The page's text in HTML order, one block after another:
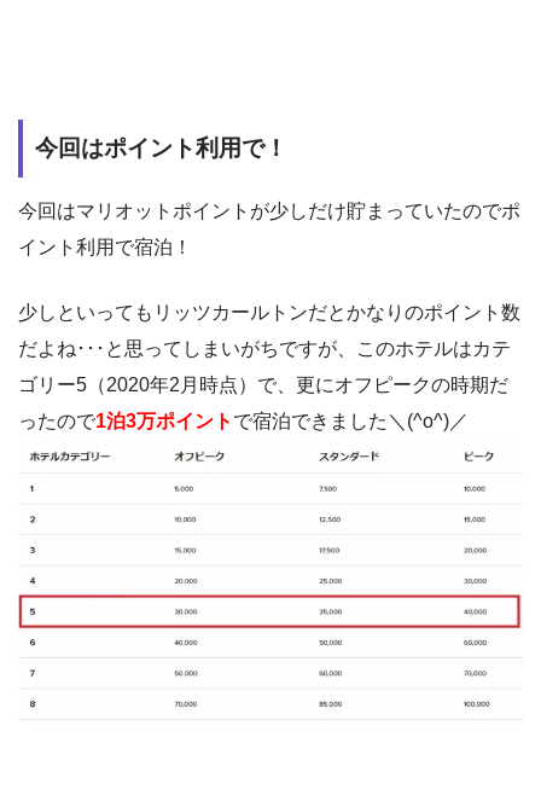
今回はポイント利用で！
今回はマリオットポイントが少しだけ貯まっていたのでポ
イント利用で宿泊！
少しといってもリッツカールトンだとかなりのポイント数
だよね･･･と思ってしまいがちですが、このホテルはカテ
ゴリー5（2020年2月時点）で、更にオフピークの時期だ
ったので1泊3万ポイント で宿泊できました＼(^o^)／